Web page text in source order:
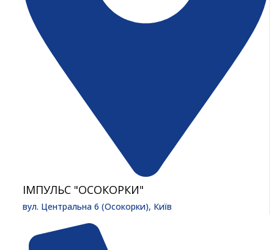
ІМПУЛЬС "ОСОКОРКИ"
вул. Центральна 6 (Осокорки), Київ